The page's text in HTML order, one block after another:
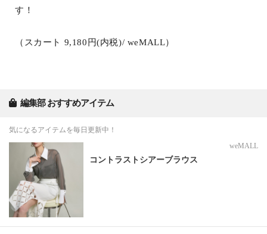
す！
（スカート 9,180円(内税)/ weMALL）
編集部 おすすめアイテム
気になるアイテムを毎日更新中！
weMALL
コントラストシアーブラウス